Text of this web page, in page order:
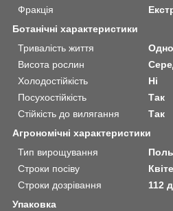
Фракція
Ботанічні характеристики
Тривалість життя
Висота рослин
Холодостійкість
Ні
Посухостійкість
Так
Стійкість до вилягання
Так
Агрономічні характеристики
Тип вирощування
Строки посіву
Строки дозрівання
112
Упаковка